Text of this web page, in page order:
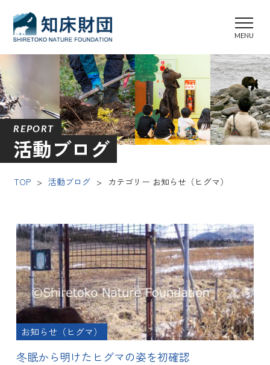
REPORT
活動ブログ
TOP > 活動ブログ > カテゴリー お知らせ（ヒグマ）
お知らせ（ヒグマ）
冬眠から明けたヒグマの姿を初確認